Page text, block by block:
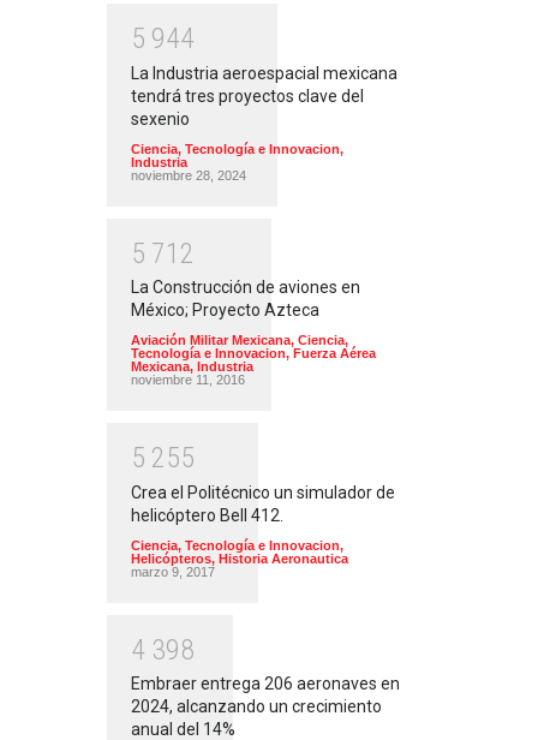
5 944
La Industria aeroespacial mexicana
tendrá tres proyectos clave del
sexenio
Ciencia, Tecnología e Innovacion,
Industria
noviembre 28, 2024
5 71 2
La Construcción de aviones en
México; Proyecto Azteca
Aviación Militar Mexicana, Ciencia,
Tecnología e Innovacion, Fuerza Aérea
Mexicana, Industria
noviembre 11, 2016
5 255
Crea el Politécnico un simulador de
helicóptero Bell 412.
Ciencia, Tecnología e Innovacion,
Helicópteros, Historia Aeronautica
marzo 9, 2017
4 398
Embraer entrega 206 aeronaves en
2024, alcanzando un crecimiento
anual del 14%